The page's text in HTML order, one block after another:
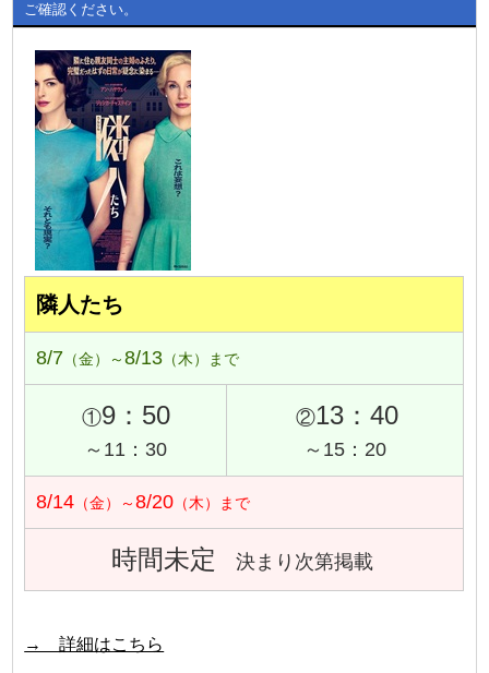
ご確認ください。
隣人たち
8/7 （金）～8/13 （木）まで
①9：50
～11：30
②13：40
～15：20
8/14 （金）～8/20 （木）まで
時間未定 決まり次第掲載
→ 詳細はこちら